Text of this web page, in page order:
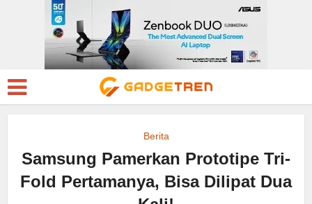
Berita
Samsung Pamerkan Prototipe Tri-
Fold Pertamanya, Bisa Dilipat Dua